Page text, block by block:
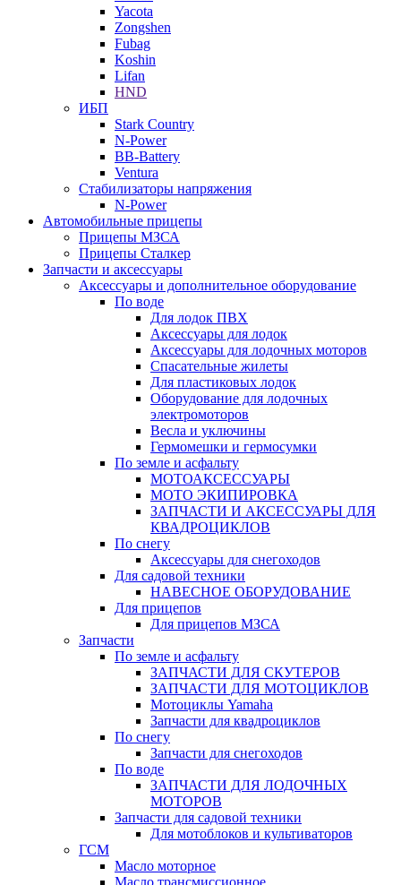
Yacota
Zongshen
Fubag
Koshin
Lifan
HND
ИБП
Stark Country
N-Power
BB-Battery
Ventura
Стабилизаторы напряжения
N-Power
Автомобильные прицепы
Прицепы МЗСА
Прицепы Сталкер
Запчасти и аксессуары
Аксессуары и дополнительное оборудование
По воде
Для лодок ПВХ
Аксессуары для лодок
Аксессуары для лодочных моторов
Спасательные жилеты
Для пластиковых лодок
Оборудование для лодочных
электромоторов
Весла и уключины
Гермомешки и гермосумки
По земле и асфальту
МОТОАКСЕССУАРЫ
МОТО ЭКИПИРОВКА
ЗАПЧАСТИ И АКСЕССУАРЫ ДЛЯ
КВАДРОЦИКЛОВ
По снегу
Аксессуары для снегоходов
Для садовой техники
НАВЕСНОЕ ОБОРУДОВАНИЕ
Для прицепов
Для прицепов МЗСА
Запчасти
По земле и асфальту
ЗАПЧАСТИ ДЛЯ СКУТЕРОВ
ЗАПЧАСТИ ДЛЯ МОТОЦИКЛОВ
Мотоциклы Yamaha
Запчасти для квадроциклов
По снегу
Запчасти для снегоходов
По воде
ЗАПЧАСТИ ДЛЯ ЛОДОЧНЫХ
МОТОРОВ
Запчасти для садовой техники
Для мотоблоков и культиваторов
ГСМ
Масло моторное
Масло трансмиссионное